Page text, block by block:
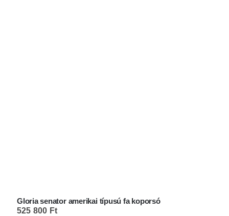
Gloria senator amerikai típusú fa koporsó
525 800 Ft